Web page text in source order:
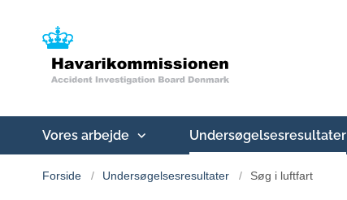
Vores arbejde Undersøgelsesresultater
Forside Undersøgelsesresultater Søg i luftfart